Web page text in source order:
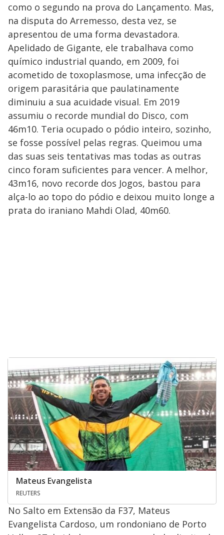
como o segundo na prova do Lançamento. Mas,
na disputa do Arremesso, desta vez, se
apresentou de uma forma devastadora.
Apelidado de Gigante, ele trabalhava como
químico industrial quando, em 2009, foi
acometido de toxoplasmose, uma infecção de
origem parasitária que paulatinamente
diminuiu a sua acuidade visual. Em 2019
assumiu o recorde mundial do Disco, com
46m10. Teria ocupado o pódio inteiro, sozinho,
se fosse possível pelas regras. Queimou uma
das suas seis tentativas mas todas as outras
cinco foram suficientes para vencer. A melhor,
43m16, novo recorde dos Jogos, bastou para
alça-lo ao topo do pódio e deixou muito longe a
prata do iraniano Mahdi Olad, 40m60.
Mateus Evangelista
REUTERS
No Salto em Extensão da F37, Mateus
Evangelista Cardoso, um rondoniano de Porto